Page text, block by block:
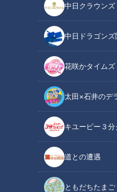
中日クラウンズ
中日ドラゴンズ
花咲かタイムズ
太田×石井のデ
キユーピー３分
道との遭遇
ともだちたまご
たっくー＆ナナ
見逃し配信動画
地元情報に詳しいタクシ